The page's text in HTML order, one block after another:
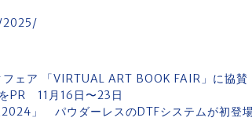
ェア 「VIRTUAL ART BOOK FAIR」に協
PR 11月16日〜23日
2024」 パウダーレスのDTFシステムが初登